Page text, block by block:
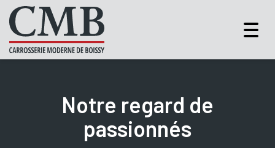
Notre regard de
passionnés